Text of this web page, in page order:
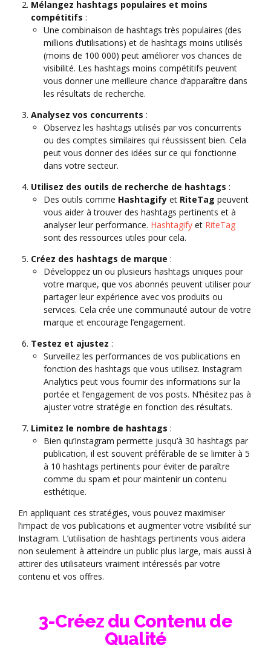
Mélangez hashtags populaires et moins
compétitifs :
Une combinaison de hashtags très populaires (des
millions d’utilisations) et de hashtags moins utilisés
(moins de 100 000) peut améliorer vos chances de
visibilité. Les hashtags moins compétitifs peuvent
vous donner une meilleure chance d’apparaître dans
les résultats de recherche.
Analysez vos concurrents :
Observez les hashtags utilisés par vos concurrents
ou des comptes similaires qui réussissent bien. Cela
peut vous donner des idées sur ce qui fonctionne
dans votre secteur.
Utilisez des outils de recherche de hashtags :
Des outils comme Hashtagify et RiteTag peuvent
vous aider à trouver des hashtags pertinents et à
analyser leur performance. Hashtagify et RiteTag
sont des ressources utiles pour cela.
Créez des hashtags de marque :
Développez un ou plusieurs hashtags uniques pour
votre marque, que vos abonnés peuvent utiliser pour
partager leur expérience avec vos produits ou
services. Cela crée une communauté autour de votre
marque et encourage l’engagement.
Testez et ajustez :
Surveillez les performances de vos publications en
fonction des hashtags que vous utilisez. Instagram
Analytics peut vous fournir des informations sur la
portée et l’engagement de vos posts. N’hésitez pas à
ajuster votre stratégie en fonction des résultats.
Limitez le nombre de hashtags :
Bien qu’Instagram permette jusqu’à 30 hashtags par
publication, il est souvent préférable de se limiter à 5
à 10 hashtags pertinents pour éviter de paraître
comme du spam et pour maintenir un contenu
esthétique.
En appliquant ces stratégies, vous pouvez maximiser
l’impact de vos publications et augmenter votre visibilité sur
Instagram. L’utilisation de hashtags pertinents vous aidera
non seulement à atteindre un public plus large, mais aussi à
attirer des utilisateurs vraiment intéressés par votre
contenu et vos offres.
3-Créez du Contenu de
Qualité